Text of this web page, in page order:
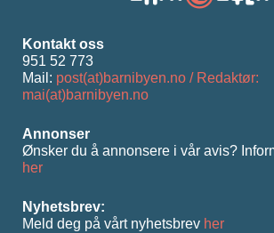
Kontakt oss
951 52 773
Mail: post(at)barnibyen.no / Redaktør:
mai(at)barnibyen.no
Annonser
Ønsker du å annonsere i vår avis?
her
Nyhetsbrev:
Meld deg på vårt nyhetsbrev her